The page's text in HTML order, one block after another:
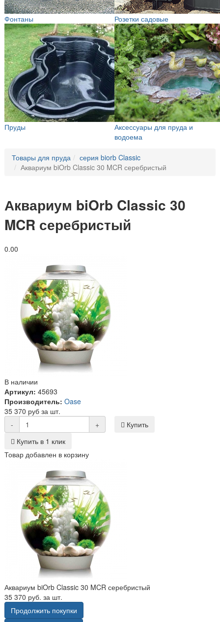
Фонтаны Розетки садовые
Пруды
Аксессуары для пруда и
водоема
Товары для пруда
серия biorb Classic
Аквариум biOrb Classic 30 MCR серебристый
Аквариум biOrb Classic 30
MCR серебристый
0.00
В наличии
Артикул: 45693
Производитель: Oase
35 370 руб за шт.
-
+
Купить
Купить в 1 клик
Товар добавлен в корзину
Аквариум biOrb Classic 30 MCR серебристый
35 370 руб. за шт.
Продолжить покупки